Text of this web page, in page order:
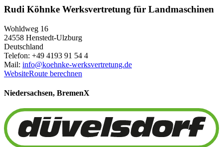
Rudi Köhnke Werksvertretung für Landmaschinen
Wohldweg 16
24558 Henstedt-Ulzburg
Deutschland
Telefon: +49 4193 91 54 4
Mail: info@koehnke-werksvertretung.de
WebsiteRoute berechnen
Niedersachsen, BremenX